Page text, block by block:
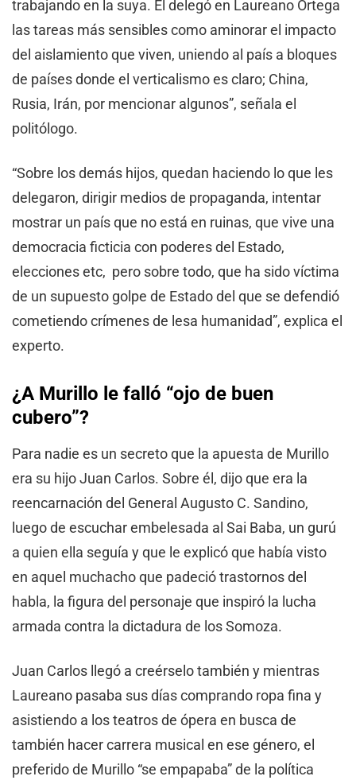
trabajando en la suya. El delegó en Laureano Ortega
las tareas más sensibles como aminorar el impacto
del aislamiento que viven, uniendo al país a bloques
de países donde el verticalismo es claro; China,
Rusia, Irán, por mencionar algunos”, señala el
politólogo.
“Sobre los demás hijos, quedan haciendo lo que les
delegaron, dirigir medios de propaganda, intentar
mostrar un país que no está en ruinas, que vive una
democracia ficticia con poderes del Estado,
elecciones etc, pero sobre todo, que ha sido víctima
de un supuesto golpe de Estado del que se defendió
cometiendo crímenes de lesa humanidad”, explica el
experto.
¿A Murillo le falló “ojo de buen
cubero”?
Para nadie es un secreto que la apuesta de Murillo
era su hijo Juan Carlos. Sobre él, dijo que era la
reencarnación del General Augusto C. Sandino,
luego de escuchar embelesada al Sai Baba, un gurú
a quien ella seguía y que le explicó que había visto
en aquel muchacho que padeció trastornos del
habla, la figura del personaje que inspiró la lucha
armada contra la dictadura de los Somoza.
Juan Carlos llegó a creérselo también y mientras
Laureano pasaba sus días comprando ropa fina y
asistiendo a los teatros de ópera en busca de
también hacer carrera musical en ese género, el
preferido de Murillo “se empapaba” de la política